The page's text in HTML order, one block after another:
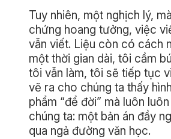
Tuy nhiên, một nghịch lý,
chứng hoang tưởng, việc
vẫn viết. Liệu còn có cách
một thời gian dài, tôi cầm
tôi vẫn làm, tôi sẽ tiếp tục
vẽ ra cho chúng ta thấy
phẩm “để đời” mà luôn
chúng ta: một bản án đầy
qua ngả đường văn học.